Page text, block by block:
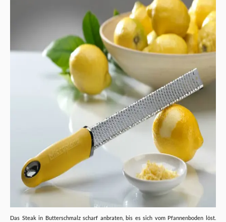
Das Steak in Butterschmalz scharf anbraten, bis es sich vom Pfannenboden löst.